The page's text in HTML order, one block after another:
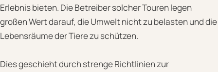
Erlebnis bieten. Die Betreiber solcher Touren legen
großen Wert darauf, die Umwelt nicht zu belasten und die
Lebensräume der Tiere zu schützen.
Dies geschieht durch strenge Richtlinien zur